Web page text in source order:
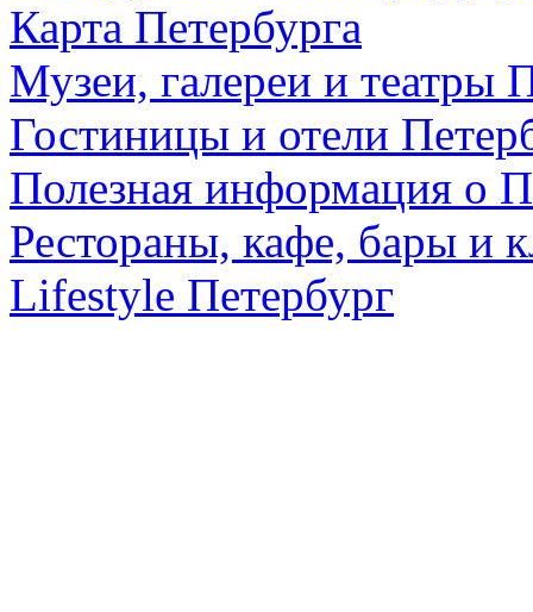
Карта Петербурга
Музеи, галереи и театры
Гостиницы и отели
Полезная информация о
Рестораны, кафе, бары и
Lifestyle Петербург